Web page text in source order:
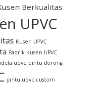
Berkualitas
UPVC
Kusen UPVC
Pabrik Kusen UPVC
upvc pintu dorong
pintu upvc custom